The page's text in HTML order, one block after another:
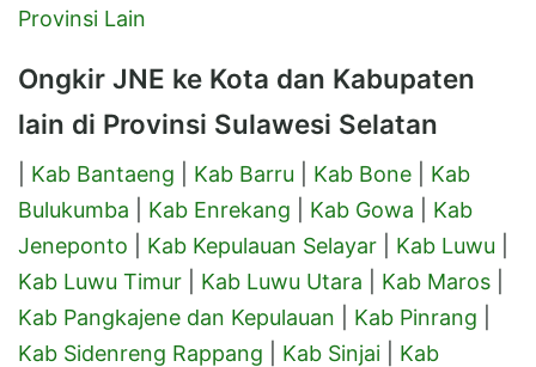
Provinsi Lain
Ongkir JNE ke Kota dan Kabupaten
lain di Provinsi Sulawesi Selatan
Kab Bantaeng Kab Barru Kab Bone
Kab
Bulukumba
Kab Enrekang Kab Gowa
Kab
Jeneponto
Kab Kepulauan Selayar Kab Luwu
Kab Luwu Timur
Kab Luwu Utara Kab Maros
Kab Pangkajene dan Kepulauan
Kab Pinrang
Kab Sidenreng Rappang
Kab Sinjai
Kab